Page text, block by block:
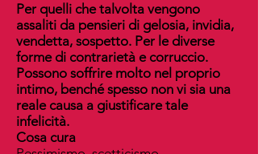
Per quelli che talvolta vengono
assaliti da pensieri di gelosia, invidia,
vendetta, sospetto. Per le diverse
forme di contrarietà e corruccio.
Possono soffrire molto nel proprio
intimo, benché spesso non vi sia una
reale causa a giustificare tale
infelicità.
Cosa cura